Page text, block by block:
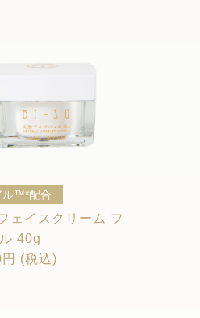
ル™*配合
ェイスクリーム フ
40g
(税込)